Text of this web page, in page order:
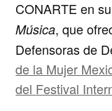
CONARTE en
Música, que
Defensoras de
de la Mujer
del Festival